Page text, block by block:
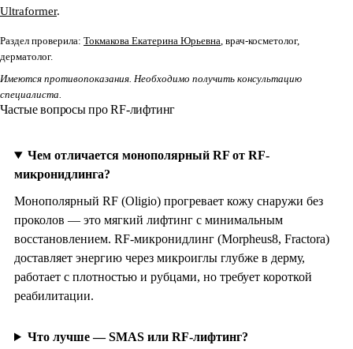
Ultraformer.
Раздел проверила: Токмакова Екатерина Юрьевна, врач-косметолог,
дерматолог.
Имеются противопоказания. Необходимо получить консультацию
специалиста.
Частые вопросы про RF-лифтинг
Чем отличается монополярный RF от RF-
микронидлинга?
Монополярный RF (Oligio) прогревает кожу снаружи без
проколов — это мягкий лифтинг с минимальным
восстановлением. RF-микронидлинг (Morpheus8, Fractora)
доставляет энергию через микроиглы глубже в дерму,
работает с плотностью и рубцами, но требует короткой
реабилитации.
Что лучше — SMAS или RF-лифтинг?